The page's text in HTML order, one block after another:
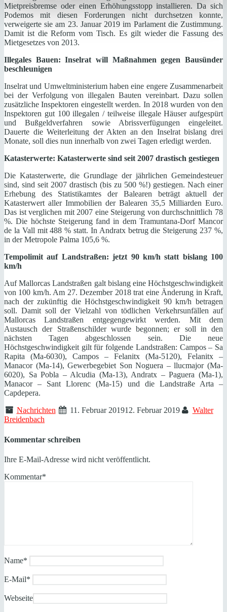
Mietpreisbremse oder einen Erhöhungsstopp installieren. Da sich
Podemos mit diesen Forderungen nicht durchsetzen konnte,
verweigerte sie am 23. Januar 2019 im Parlament die Zustimmung.
Damit ist die Reform vom Tisch. Es gilt wieder die Fassung des
Mietgesetzes von 2013.
Illegales Bauen: Inselrat will Maßnahmen gegen Bausünder
beschleunigen
Inselrat und Umweltministerium haben eine engere Zusammenarbeit
bei der Verfolgung von illegalen Bauten vereinbart. Dazu sollen
zusätzliche Inspektoren eingestellt werden. In 2018 wurden von den
Inspektoren gut 100 illegalen / teilweise illegale Häuser aufgespürt
und Bußgeldverfahren sowie Abrissverfügungen eingeleitet.
Dauerte die Weiterleitung der Akten an den Inselrat bislang drei
Monate, soll dies nun innerhalb von zwei Tagen erledigt werden.
Katasterwerte: Katasterwerte sind seit 2007 drastisch gestiegen
Die Katasterwerte, die Grundlage der jährlichen Gemeindesteuer
sind, sind seit 2007 drastisch (bis zu 500 %!) gestiegen. Nach einer
Erhebung des Statistikamtes der Balearen beträgt aktuell der
Katasterwert aller Immobilien der Balearen 35,5 Milliarden Euro.
Das ist verglichen mit 2007 eine Steigerung von durchschnittlich 78
%. Die höchste Steigerung fand in dem Tramuntana-Dorf Mancor
de la Vall mit 488 % statt. In Andratx betrug die Steigerung 237 %,
in der Metropole Palma 105,6 %.
Tempolimit auf Landstraßen: jetzt 90 km/h statt bislang 100
km/h
Auf Mallorcas Landstraßen galt bislang eine Höchstgeschwindigkeit
von 100 km/h. Am 27. Dezember 2018 trat eine Änderung in Kraft,
nach der zukünftig die Höchstgeschwindigkeit 90 km/h betragen
soll. Damit soll der Vielzahl von tödlichen Verkehrsunfällen auf
Mallorcas Landstraßen entgegengewirkt werden. Mit dem
Austausch der Straßenschilder wurde begonnen; er soll in den
nächsten Tagen abgeschlossen sein. Die neue
Höchstgeschwindigkeit gilt für folgende Landstraßen: Campos – Sa
Rapita (Ma-6030), Campos – Felanitx (Ma-5120), Felanitx –
Manacor (Ma-14), Gewerbegebiet Son Noguera – llucmajor (Ma-
6020), Sa Pobla – Alcudia (Ma-13), Andratx – Paguera (Ma-1),
Manacor – Sant Llorenc (Ma-15) und die Landstraße Arta –
Capdepera.
Nachrichten
11. Februar 201912. Februar 2019
Walter
Breidenbach
Kommentar schreiben
Ihre E-Mail-Adresse wird nicht veröffentlicht.
Kommentar*
Name*
E-Mail*
Webseite